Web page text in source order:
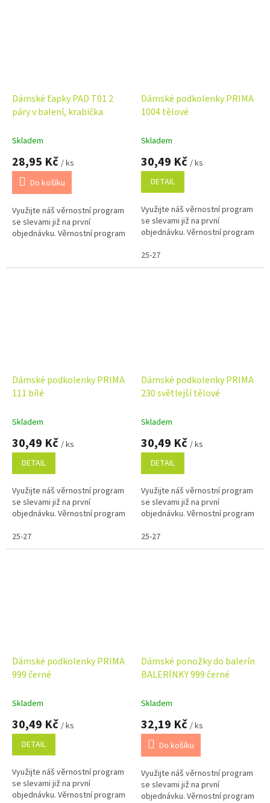
Dámské ťapky PAD T01 2
páry v balení, krabička
Skladem
28,95 Kč / ks
Do košíku
Využijte náš věrnostní program
se slevami již na první
objednávku. Věrnostní program
Dámské podkolenky PRIMA
1004 tělové
Skladem
30,49 Kč / ks
DETAIL
Využijte náš věrnostní program
se slevami již na první
objednávku. Věrnostní program
25-27
Dámské podkolenky PRIMA
111 bílé
Skladem
30,49 Kč / ks
DETAIL
Využijte náš věrnostní program
se slevami již na první
objednávku. Věrnostní program
25-27
Dámské podkolenky PRIMA
230 světlejší tělové
Skladem
30,49 Kč / ks
DETAIL
Využijte náš věrnostní program
se slevami již na první
objednávku. Věrnostní program
25-27
Dámské podkolenky PRIMA
999 černé
Skladem
30,49 Kč / ks
DETAIL
Využijte náš věrnostní program
se slevami již na první
objednávku. Věrnostní program
Dámské ponožky do balerín
BALERÍNKY 999 černé
Skladem
32,19 Kč / ks
Do košíku
Využijte náš věrnostní program
se slevami již na první
objednávku. Věrnostní program